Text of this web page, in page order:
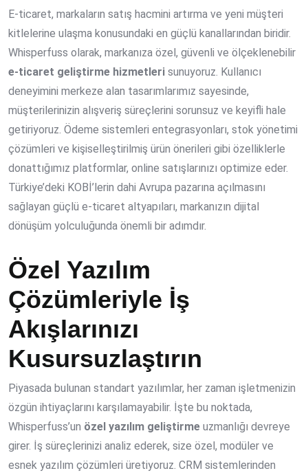
E-ticaret, markaların satış hacmini artırma ve yeni müşteri
kitlelerine ulaşma konusundaki en güçlü kanallarından biridir.
Whisperfuss olarak, markanıza özel, güvenli ve ölçeklenebilir
e-ticaret geliştirme hizmetleri sunuyoruz. Kullanıcı
deneyimini merkeze alan tasarımlarımız sayesinde,
müşterilerinizin alışveriş süreçlerini sorunsuz ve keyifli hale
getiriyoruz. Ödeme sistemleri entegrasyonları, stok yönetimi
çözümleri ve kişiselleştirilmiş ürün önerileri gibi özelliklerle
donattığımız platformlar, online satışlarınızı optimize eder.
Türkiye’deki KOBİ’lerin dahi Avrupa pazarına açılmasını
sağlayan güçlü e-ticaret altyapıları, markanızın dijital
dönüşüm yolculuğunda önemli bir adımdır.
Özel Yazılım
Çözümleriyle İş
Akışlarınızı
Kusursuzlaştırın
Piyasada bulunan standart yazılımlar, her zaman işletmenizin
özgün ihtiyaçlarını karşılamayabilir. İşte bu noktada,
Whisperfuss’un özel yazılım geliştirme uzmanlığı devreye
girer. İş süreçlerinizi analiz ederek, size özel, modüler ve
esnek yazılım çözümleri üretiyoruz. CRM sistemlerinden